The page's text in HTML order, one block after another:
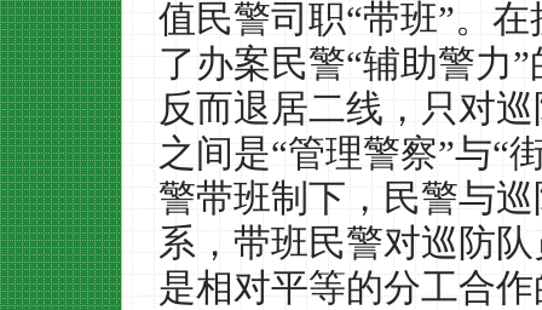
值民警司职“带班”。在
了办案民警“辅助警力”
反而退居二线，只对
之间是“管理警察”与“
警带班制下，民警与
系，带班民警对巡防
是相对平等的分工合